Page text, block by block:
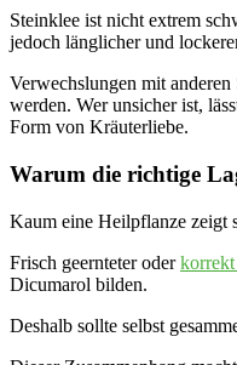
Steinklee ist nicht extrem
jedoch länglicher und
Verwechslungen mit
werden. Wer unsicher ist,
Form von Kräuterliebe.
Warum die richtige
Kaum eine Heilpflanze zeigt
Frisch geernteter oder
Dicumarol bilden.
Deshalb sollte selbst